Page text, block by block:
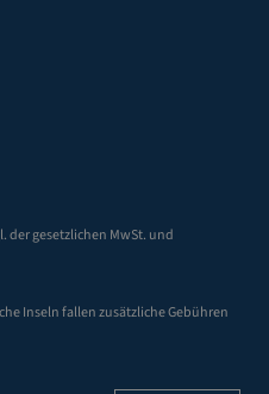
der gesetzlichen MwSt. und
Inseln fallen zusätzliche Gebühren